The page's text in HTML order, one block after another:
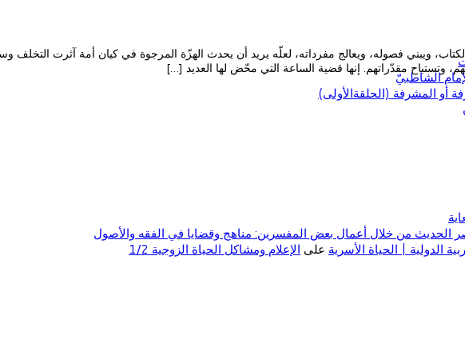
ويبني فصوله، ويعالج مفرداته، لعلّه يريد أن يحدث الهزّة المرجوة في كيان أمة آثرت التخلف
وتستباح مقدّراتهم. إنها قضية الساعة التي محّض لها العديد […]
الشاطبيّ
أو المشرفة (الحلقةالأولى)
الحديث من خلال أعمال بعض المفسرين: مناهج وقضايا في الفقه والأصول
على الإعلام ومشاكل الحياة الزوجية 1/2